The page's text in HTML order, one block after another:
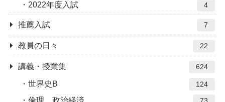
2022年度入試 4
推薦入試 7
教員の日々 22
講義・授業集 624
世界史B 124